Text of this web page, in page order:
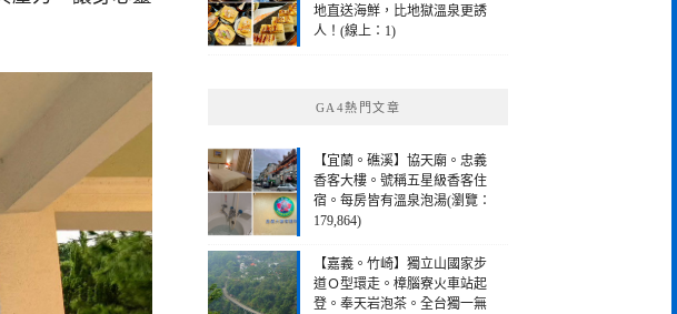
地直送海鮮，比地獄溫泉更誘
人！(線上：1)
GA4熱門文章
【宜蘭。礁溪】協天廟。忠義
香客大樓。號稱五星級香客住
宿。每房皆有溫泉泡湯(瀏覽：
179,864)
【嘉義。竹崎】獨立山國家步
道Ｏ型環走。樟腦寮火車站起
登。奉天岩泡茶。全台獨一無